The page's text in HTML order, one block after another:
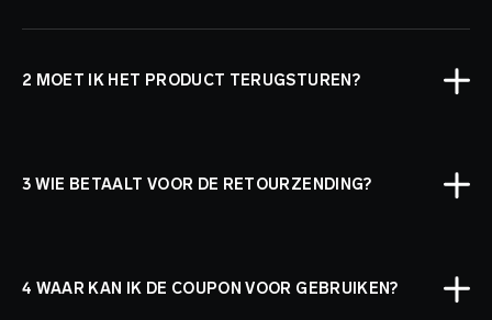
2 MOET IK HET PRODUCT TERUGSTUREN?
3 WIE BETAALT VOOR DE RETOURZENDING?
4 WAAR KAN IK DE COUPON VOOR GEBRUIKEN?